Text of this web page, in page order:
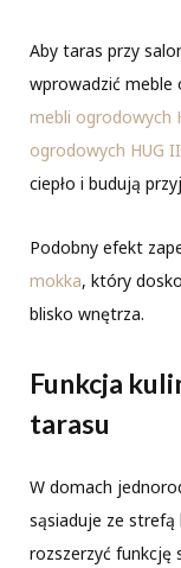
Aby taras przy
wprowadzić meble
mebli ogrodowych
ogrodowych HUG
ciepło i budują
Podobny efekt
mokka, który
blisko wnętrza.
Funkcja
tarasu
W domach
sąsiaduje ze strefą
rozszerzyć funkcję